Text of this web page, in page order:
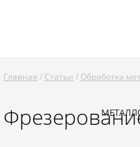
резка
Главная / Статьи / Обработка